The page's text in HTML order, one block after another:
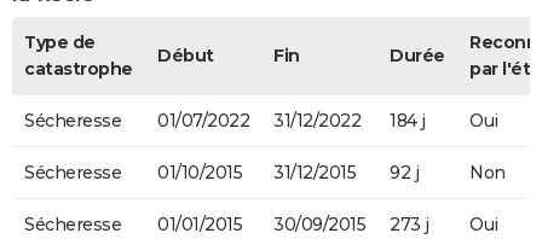
Type de
catastrophe
Début Fin Durée
par
Sécheresse 01/07/2022 31/12/2022 184 j Oui
Sécheresse 01/10/2015 31/12/2015 92 j Non
Sécheresse 01/01/2015 30/09/2015 273 j Oui